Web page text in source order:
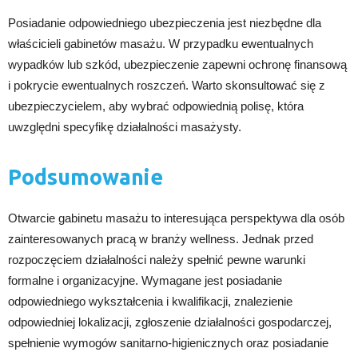
Posiadanie odpowiedniego ubezpieczenia jest niezbędne dla
właścicieli gabinetów masażu. W przypadku ewentualnych
wypadków lub szkód, ubezpieczenie zapewni ochronę finansową
i pokrycie ewentualnych roszczeń. Warto skonsultować się z
ubezpieczycielem, aby wybrać odpowiednią polisę, która
uwzględni specyfikę działalności masażysty.
Podsumowanie
Otwarcie gabinetu masażu to interesująca perspektywa dla osób
zainteresowanych pracą w branży wellness. Jednak przed
rozpoczęciem działalności należy spełnić pewne warunki
formalne i organizacyjne. Wymagane jest posiadanie
odpowiedniego wykształcenia i kwalifikacji, znalezienie
odpowiedniej lokalizacji, zgłoszenie działalności gospodarczej,
spełnienie wymogów sanitarno-higienicznych oraz posiadanie